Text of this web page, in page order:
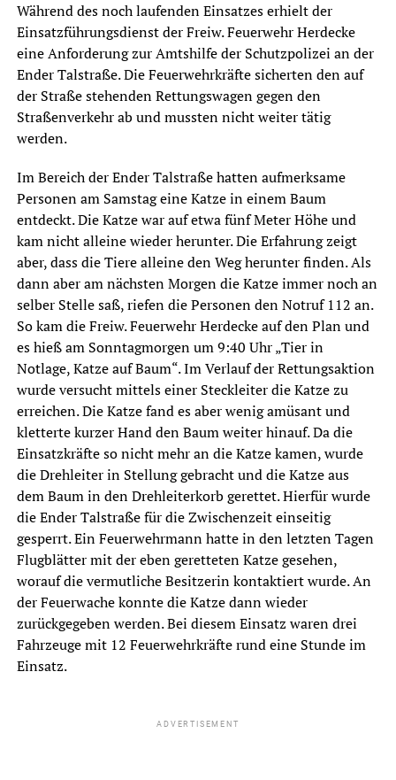
Während des noch laufenden Einsatzes erhielt der
Einsatzführungsdienst der Freiw. Feuerwehr Herdecke
eine Anforderung zur Amtshilfe der Schutzpolizei an der
Ender Talstraße. Die Feuerwehrkräfte sicherten den auf
der Straße stehenden Rettungswagen gegen den
Straßenverkehr ab und mussten nicht weiter tätig
werden.
Im Bereich der Ender Talstraße hatten aufmerksame
Personen am Samstag eine Katze in einem Baum
entdeckt. Die Katze war auf etwa fünf Meter Höhe und
kam nicht alleine wieder herunter. Die Erfahrung zeigt
aber, dass die Tiere alleine den Weg herunter finden. Als
dann aber am nächsten Morgen die Katze immer noch an
selber Stelle saß, riefen die Personen den Notruf 112 an.
So kam die Freiw. Feuerwehr Herdecke auf den Plan und
es hieß am Sonntagmorgen um 9:40 Uhr „Tier in
Notlage, Katze auf Baum“. Im Verlauf der Rettungsaktion
wurde versucht mittels einer Steckleiter die Katze zu
erreichen. Die Katze fand es aber wenig amüsant und
kletterte kurzer Hand den Baum weiter hinauf. Da die
Einsatzkräfte so nicht mehr an die Katze kamen, wurde
die Drehleiter in Stellung gebracht und die Katze aus
dem Baum in den Drehleiterkorb gerettet. Hierfür wurde
die Ender Talstraße für die Zwischenzeit einseitig
gesperrt. Ein Feuerwehrmann hatte in den letzten Tagen
Flugblätter mit der eben geretteten Katze gesehen,
worauf die vermutliche Besitzerin kontaktiert wurde. An
der Feuerwache konnte die Katze dann wieder
zurückgegeben werden. Bei diesem Einsatz waren drei
Fahrzeuge mit 12 Feuerwehrkräfte rund eine Stunde im
Einsatz.
ADVERTISEMENT